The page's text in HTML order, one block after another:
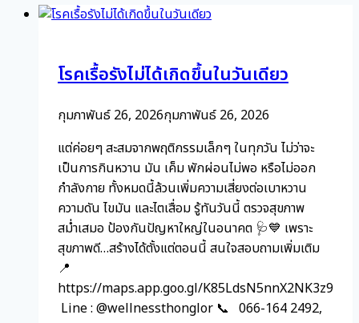
โรคเรื้อรังไม่ได้เกิดขึ้นในวันเดียว
กุมภาพันธ์ 26, 2026กุมภาพันธ์ 26, 2026
แต่ค่อยๆ สะสมจากพฤติกรรมเล็กๆ ในทุกวัน ไม่ว่าจะ
เป็นการกินหวาน มัน เค็ม พักผ่อนไม่พอ หรือไม่ออก
กำลังกาย ทั้งหมดนี้ล้วนเพิ่มความเสี่ยงต่อเบาหวาน
ความดัน ไขมัน และไตเสื่อม รู้ทันวันนี้ ตรวจสุขภาพ
สม่ำเสมอ ป้องกันปัญหาใหญ่ในอนาคต 🩺💙 เพราะ
สุขภาพดี…สร้างได้ตั้งแต่ตอนนี้ สนใจสอบถามเพิ่มเติม
📍
https://maps.app.goo.gl/K85LdsN5nnX2NK3z9
Line : @wellnessthonglor 📞 066-164 2492,